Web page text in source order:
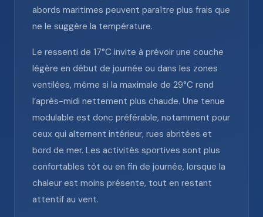
abords maritimes peuvent paraître plus frais que
ne le suggère la température.
Le ressenti de 17°C invite à prévoir une couche
légère en début de journée ou dans les zones
ventilées, même si la maximale de 29°C rend
l’après-midi nettement plus chaude. Une tenue
modulable est donc préférable, notamment pour
ceux qui alternent intérieur, rues abritées et
bord de mer. Les activités sportives sont plus
confortables tôt ou en fin de journée, lorsque la
chaleur est moins présente, tout en restant
attentif au vent.